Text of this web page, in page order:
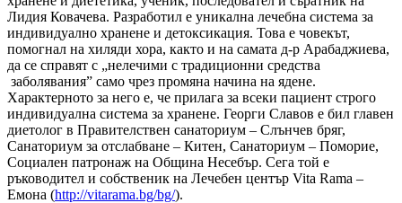
Лидия Ковачева. Разработил е уникална лечебна система за
индивидуално хранене и детоксикация. Това е човекът,
помогнал на хиляди хора, както и на самата д-р Арабаджиева,
да се справят с „нелечими с традиционни средства
заболявания” само чрез промяна начина на ядене.
Характерното за него е, че прилага за всеки пациент строго
индивидуална система за хранене. Георги Славов е бил главен
диетолог в Правителствен санаториум – Слънчев бряг,
Санаториум за отслабване – Китен, Санаториум – Поморие,
Социален патронаж на Община Несебър. Сега той е
ръководител и собственик на Лечебен център Vita Rama –
Емона (http://vitarama.bg/bg/).